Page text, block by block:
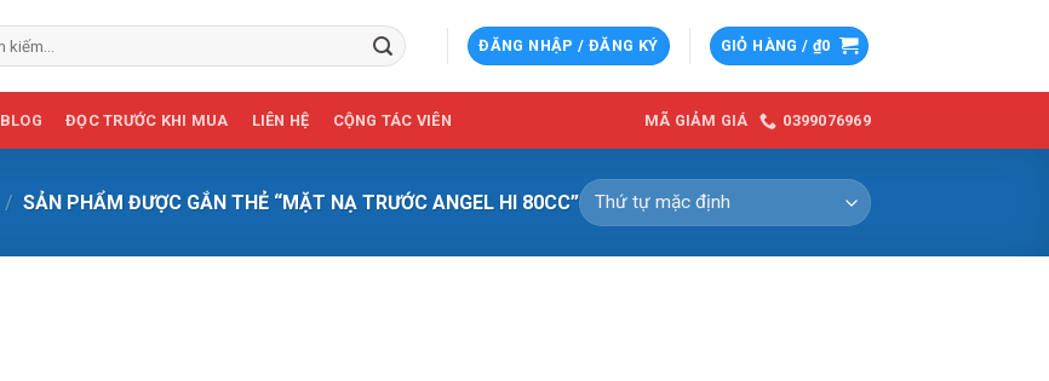
ĐĂNG NHẬP / ĐĂNG KÝ GIỎ HÀNG / ₫0
BLOG ĐỌC TRƯỚC KHI MUA LIÊN HỆ CỘNG TÁC VIÊN MÃ GIẢM GIÁ 0399076969
/ SẢN PHẨM ĐƯỢC GẮN THẺ “MẶT NẠ TRƯỚC ANGEL HI 80CC”